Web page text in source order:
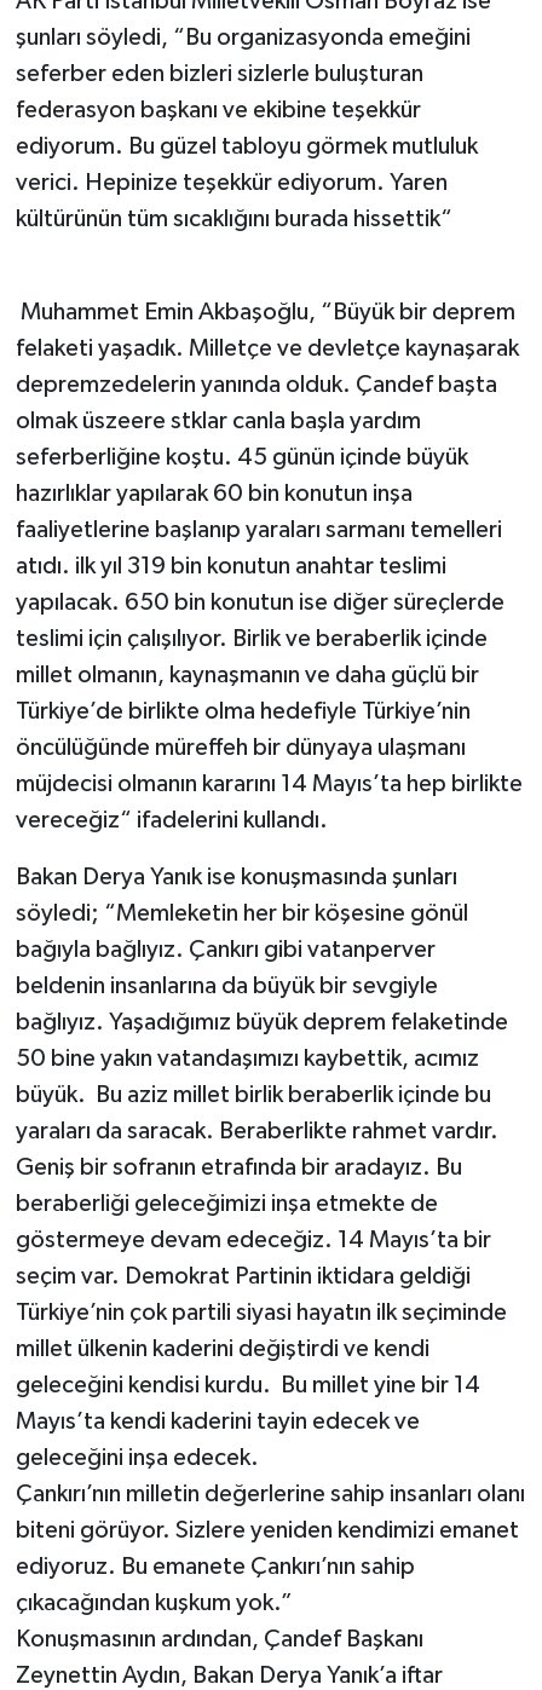
şunları söyledi, “Bu organizasyonda emeğini
seferber eden bizleri sizlerle buluşturan
federasyon başkanı ve ekibine teşekkür
ediyorum. Bu güzel tabloyu görmek mutluluk
verici. Hepinize teşekkür ediyorum. Yaren
kültürünün tüm sıcaklığını burada hissettik“
Muhammet Emin Akbaşoğlu, “Büyük bir deprem
felaketi yaşadık. Milletçe ve devletçe kaynaşarak
depremzedelerin yanında olduk. Çandef başta
olmak üszeere stklar canla başla yardım
seferberliğine koştu. 45 günün içinde büyük
hazırlıklar yapılarak 60 bin konutun inşa
faaliyetlerine başlanıp yaraları sarmanı temelleri
atıdı. ilk yıl 319 bin konutun anahtar teslimi
yapılacak. 650 bin konutun ise diğer süreçlerde
teslimi için çalışılıyor. Birlik ve beraberlik içinde
millet olmanın, kaynaşmanın ve daha güçlü bir
Türkiye’de birlikte olma hedefiyle Türkiye’nin
öncülüğünde müreffeh bir dünyaya ulaşmanı
müjdecisi olmanın kararını 14 Mayıs’ta hep birlikte
vereceğiz“ ifadelerini kullandı.
Bakan Derya Yanık ise konuşmasında şunları
söyledi; “Memleketin her bir köşesine gönül
bağıyla bağlıyız. Çankırı gibi vatanperver
beldenin insanlarına da büyük bir sevgiyle
bağlıyız. Yaşadığımız büyük deprem felaketinde
50 bine yakın vatandaşımızı kaybettik, acımız
büyük. Bu aziz millet birlik beraberlik içinde bu
yaraları da saracak. Beraberlikte rahmet vardır.
Geniş bir sofranın etrafında bir aradayız. Bu
beraberliği geleceğimizi inşa etmekte de
göstermeye devam edeceğiz. 14 Mayıs’ta bir
seçim var. Demokrat Partinin iktidara geldiği
Türkiye’nin çok partili siyasi hayatın ilk seçiminde
millet ülkenin kaderini değiştirdi ve kendi
geleceğini kendisi kurdu. Bu millet yine bir 14
Mayıs’ta kendi kaderini tayin edecek ve
geleceğini inşa edecek.
Çankırı’nın milletin değerlerine sahip insanları olanı
biteni görüyor. Sizlere yeniden kendimizi emanet
ediyoruz. Bu emanete Çankırı’nın sahip
çıkacağından kuşkum yok.”
Konuşmasının ardından, Çandef Başkanı
Zeynettin Aydın, Bakan Derya Yanık’a iftar